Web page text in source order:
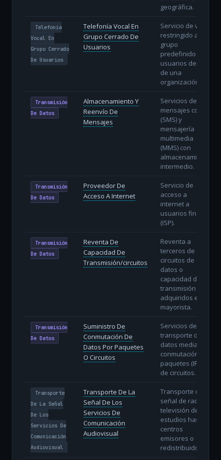
geográfica.
Telefonía
Vocal En
Grupo Cerrado
De Usuarios
Telefonía Vocal En
Grupo Cerrado De
Usuarios
Servicio de voz
restringido a un
grupo
predefinido de
usuarios dentro
de una
organización.
Transmisión
De Datos
Almacenamiento Y
Reenvío De
Mensajes
Servicios de
mensajes cortos
(SMS) y
mensajería
multimedia
(MMS) con
almacenamiento
intermedio.
Transmisión
De Datos
Proveedor De
Acceso A Internet
Servicio de
acceso a
internet a
usuarios finales
(ISP).
Transmisión
De Datos
Reventa De
Capacidad De
Transmisión/circuitos
Reventa a
terceros de
circuitos de
datos o
capacidad de
transmisión
adquiridos en
mayorista.
Transmisión
De Datos
Suministro De
Conmutación De
Datos Por Paquetes
O Circuitos
Servicios de
transporte de
datos mediante
conmutación de
paquetes (IP) o
de circuitos.
Transporte
De La Señal
De Los
Servicios De
Comunicación
Audiovisual
Transporte De La
Señal De Los
Servicios De
Comunicación
Audiovisual
Transporte de la
señal de radio y
televisión desde
estudios hasta
centros
emisores o
redistribuidores.